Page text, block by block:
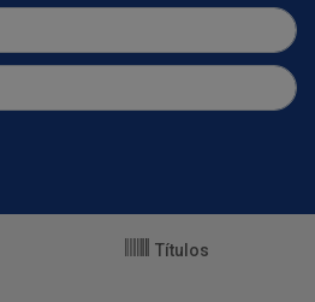
Títulos